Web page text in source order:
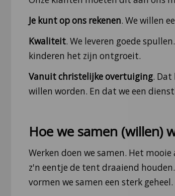
Je kunt op ons rekenen. We willen
Kwaliteit. We leveren goede
kinderen het zijn ontgroeit.
Vanuit christelijke overtuiging. Dat
willen worden. En dat we een
Hoe we samen (willen)
Werken doen we samen. Het
z'n eentje de tent draaiend
vormen we samen een sterk geheel.